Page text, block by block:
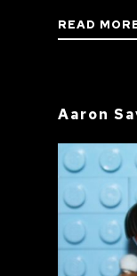
READ
Aaron